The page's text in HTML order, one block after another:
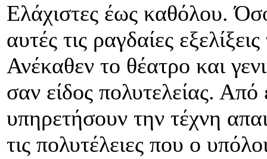
Ελάχιστες έως καθόλου.
αυτές τις ραγδαίες
Ανέκαθεν το θέατρο και
σαν είδος πολυτελείας.
υπηρετήσουν την τέχνη
τις πολυτέλειες που ο